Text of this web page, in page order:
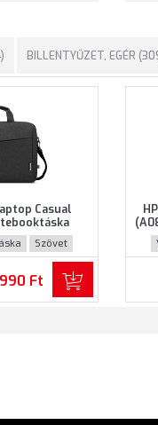
BILLENTYŰZET, EGÉR
Casual
15.6"
- Fekete
Szövet
Ft